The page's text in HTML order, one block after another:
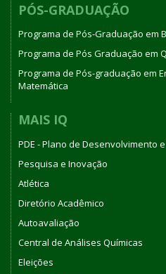
PÓS-GRADUAÇÃO
Programa de Pós-Graduação em
Programa de Pós Graduação em
Programa de Pós-graduação em
Matemática
MAIS IQ
PDE - Plano de Desenvolvimento
Pesquisa e Inovação
Atlética
Diretório Acadêmico
Autoavaliação
Central de Análises Químicas
Eleições